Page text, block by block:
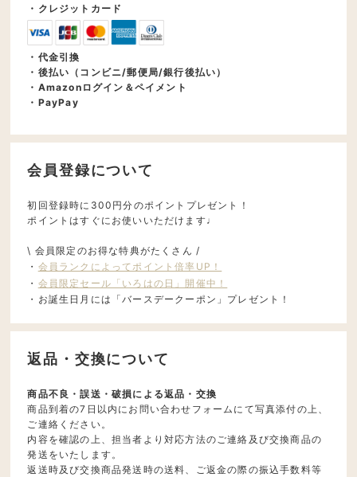
・クレジットカード
・代金引換
・後払い（コンビニ/郵便局/銀行後払い）
・Amazonログイン＆ペイメント
・PayPay
会員登録について
初回登録時に300円分のポイントプレゼント！
ポイントはすぐにお使いいただけます♩
\ 会員限定のお得な特典がたくさん /
・ 会員ランクによってポイント倍率UP！
・ 会員限定セール「いろはの日」開催中！
・お誕生日月には「バースデークーポン」プレゼント！
返品・交換について
商品不良・誤送・破損による返品・交換
商品到着の7日以内にお問い合わせフォームにて写真添付の上、
ご連絡ください。
内容を確認の上、担当者より対応方法のご連絡及び交換商品の
発送をいたします。
返送時及び交換商品発送時の送料、ご返金の際の振込手数料等